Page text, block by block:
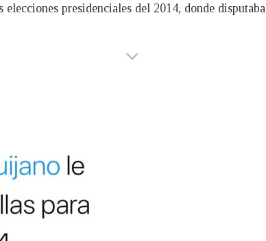
presidenciales del 2014, donde